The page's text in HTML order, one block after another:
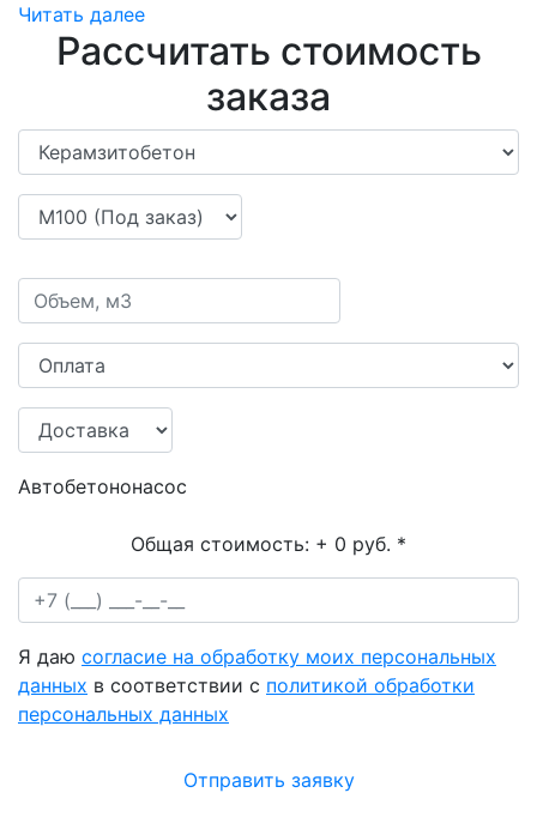
Читать далее
Рассчитать стоимость
заказа
Автобетононасос
Общая стоимость: + 0 руб. *
Я даю согласие на обработку моих персональных
данных в соответствии с политикой обработки
персональных данных
Отправить заявку